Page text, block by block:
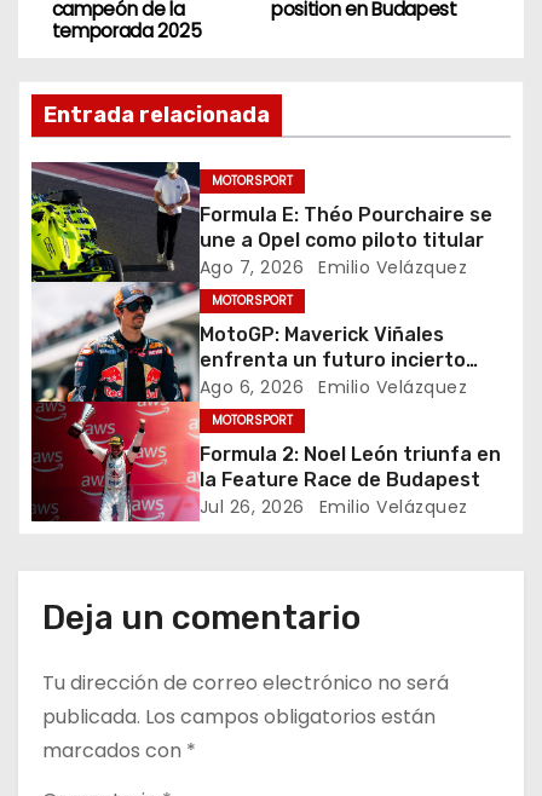
e
g
a
c
ó
n
d
e
n
t
r
a
position en Budapest
campeón de la
temporada 2025
Entrada relacionada
MOTORSPORT
Formula E: Théo Pourchaire se
une a Opel como piloto titular
Ago 7, 2026 Emilio Velázquez
MOTORSPORT
MotoGP: Maverick Viñales
enfrenta un futuro incierto
tras resultados
decepcionantes
Ago 6, 2026 Emilio Velázquez
MOTORSPORT
Formula 2: Noel León triunfa en
la Feature Race de Budapest
Jul 26, 2026 Emilio Velázquez
Deja un comentario
Tu dirección de correo electrónico no será
publicada. Los campos obligatorios están
marcados con *